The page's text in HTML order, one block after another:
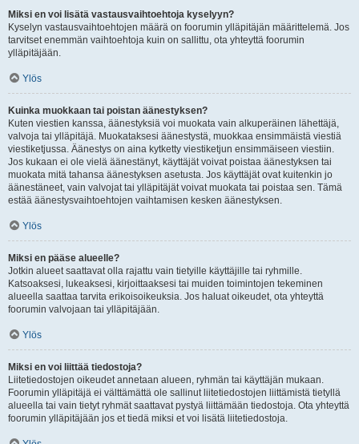
Miksi en voi lisätä vastausvaihtoehtoja kyselyyn?
Kyselyn vastausvaihtoehtojen määrä on foorumin ylläpitäjän määrittelemä. Jos
tarvitset enemmän vaihtoehtoja kuin on sallittu, ota yhteyttä foorumin
ylläpitäjään.
Ylös
Kuinka muokkaan tai poistan äänestyksen?
Kuten viestien kanssa, äänestyksiä voi muokata vain alkuperäinen lähettäjä,
valvoja tai ylläpitäjä. Muokataksesi äänestystä, muokkaa ensimmäistä viestiä
viestiketjussa. Äänestys on aina kytketty viestiketjun ensimmäiseen viestiin.
Jos kukaan ei ole vielä äänestänyt, käyttäjät voivat poistaa äänestyksen tai
muokata mitä tahansa äänestyksen asetusta. Jos käyttäjät ovat kuitenkin jo
äänestäneet, vain valvojat tai ylläpitäjät voivat muokata tai poistaa sen. Tämä
estää äänestysvaihtoehtojen vaihtamisen kesken äänestyksen.
Ylös
Miksi en pääse alueelle?
Jotkin alueet saattavat olla rajattu vain tietyille käyttäjille tai ryhmille.
Katsoaksesi, lukeaksesi, kirjoittaaksesi tai muiden toimintojen tekeminen
alueella saattaa tarvita erikoisoikeuksia. Jos haluat oikeudet, ota yhteyttä
foorumin valvojaan tai ylläpitäjään.
Ylös
Miksi en voi liittää tiedostoja?
Liitetiedostojen oikeudet annetaan alueen, ryhmän tai käyttäjän mukaan.
Foorumin ylläpitäjä ei välttämättä ole sallinut liitetiedostojen liittämistä tietyllä
alueella tai vain tietyt ryhmät saattavat pystyä liittämään tiedostoja. Ota yhteyttä
foorumin ylläpitäjään jos et tiedä miksi et voi lisätä liitetiedostoja.